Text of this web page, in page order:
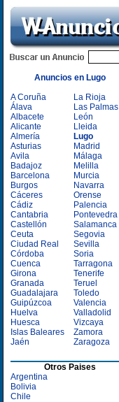
Anuncios en Lugo
A Coruña
Álava
Albacete
Alicante
Almería
Asturias
Avila
Badajoz
Barcelona
Burgos
Cáceres
Cádiz
Cantabria
Castellón
Ceuta
Ciudad Real
Córdoba
Cuenca
Girona
Granada
Guadalajara
Guipúzcoa
Huelva
Huesca
Islas Baleares
Jaén
La Rioja
Las Palmas
León
Lleida
Lugo
Madrid
Málaga
Melilla
Murcia
Navarra
Orense
Palencia
Pontevedra
Salamanca
Segovia
Sevilla
Soria
Tarragona
Tenerife
Teruel
Toledo
Valencia
Valladolid
Vizcaya
Zamora
Zaragoza
Otros Paises
Argentina
Bolivia
Chile